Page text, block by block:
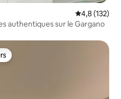
Évaluation
4,8 (132)
authentiques sur le Gargano
plus appréciés